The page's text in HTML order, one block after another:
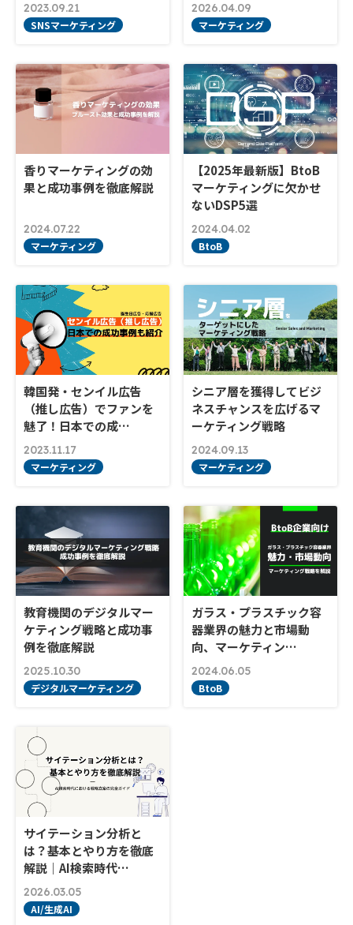
2023.09.21
SNSマーケティング
2026.04.09
マーケティング
香りマーケティングの効
果と成功事例を徹底解説
2024.07.22
マーケティング
【2025年最新版】BtoB
マーケティングに欠かせ
ないDSP5選
2024.04.02
BtoB
韓国発・センイル広告
（推し広告）でファンを
魅了！日本での成…
2023.11.17
マーケティング
シニア層を獲得してビジ
ネスチャンスを広げるマ
ーケティング戦略
2024.09.13
マーケティング
教育機関のデジタルマー
ケティング戦略と成功事
例を徹底解説
2025.10.30
デジタルマーケティング
ガラス・プラスチック容
器業界の魅力と市場動
向、マーケティン…
2024.06.05
BtoB
サイテーション分析と
は？基本とやり方を徹底
解説｜AI検索時代…
2026.03.05
AI/生成AI